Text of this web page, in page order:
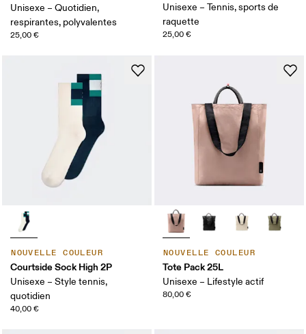
Unisexe – Quotidien,
respirantes, polyvalentes
25,00 €
Unisexe – Tennis, sports de
raquette
25,00 €
NOUVELLE COULEUR
Courtside Sock High 2P
Unisexe – Style tennis,
quotidien
40,00 €
NOUVELLE COULEUR
Tote Pack 25L
Unisexe – Lifestyle actif
80,00 €